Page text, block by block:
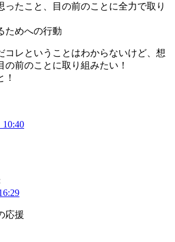
ったこと、目の前のことに全力で取り
ためへの行動
コレということはわからないけど、想
の前のことに取り組みたい！
！
10:40
応援